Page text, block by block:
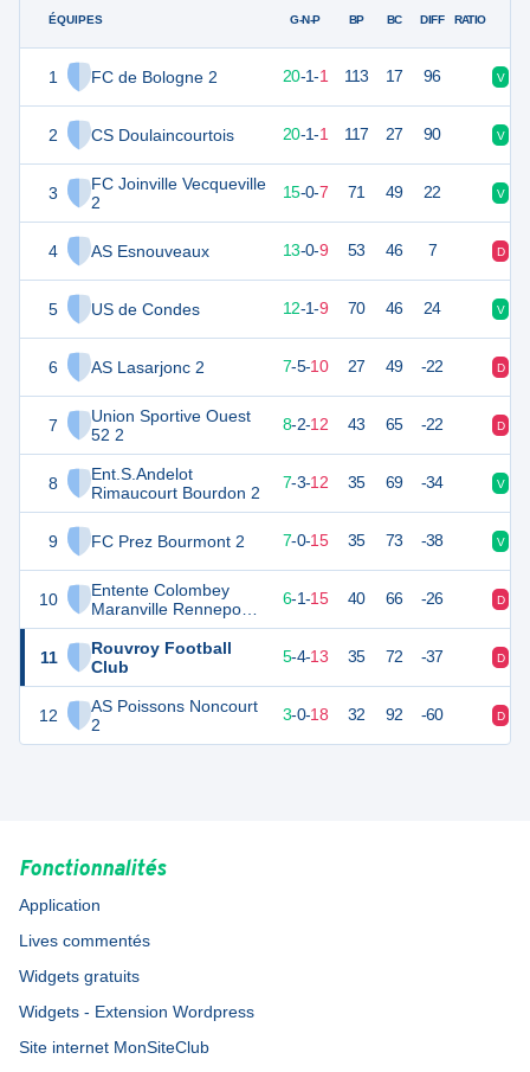
ÉQUIPES
1 FC de Bologne 2
2 CS Doulaincourtois
3
FC Joinville Vecqueville
2
4 AS Esnouveaux
5 US de Condes
6 AS Lasarjonc 2
7
Union Sportive Ouest
52 2
8
Ent.S.Andelot
Rimaucourt Bourdon 2
9 FC Prez Bourmont 2
10
Entente Colombey
Maranville Rennepont
2
11
Rouvroy Football
Club
12
AS Poissons Noncourt
2
G-N-P BP BC DIFF RATIO
61 20-1-1 113 17 96 V
61 20-1-1 117 27 90 V
45 22 15-0-7 71 49 22 V
39 13-0-9 53 46 7 D
12-1-9 70 46 24 V
7-5-10 27 49 -22 D
26 22 8-2-12 43 65 -22 D
24 22 7-3-12 35 69 -34 V
21 7-0-15 35 73 -38 V
19 6-1-15 40 66 -26 D
19 5-4-13 35 72 -37 D
8 22 3-0-18 32 92 -60 D
Fonctionnalités
Application
Lives commentés
Widgets gratuits
Widgets - Extension Wordpress
Site internet MonSiteClub